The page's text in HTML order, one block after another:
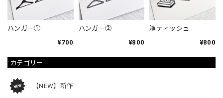
カテゴリー
【NEW】新作
ハンガー①
¥700
ハンガー②
¥800
箱ティッシュ
¥800